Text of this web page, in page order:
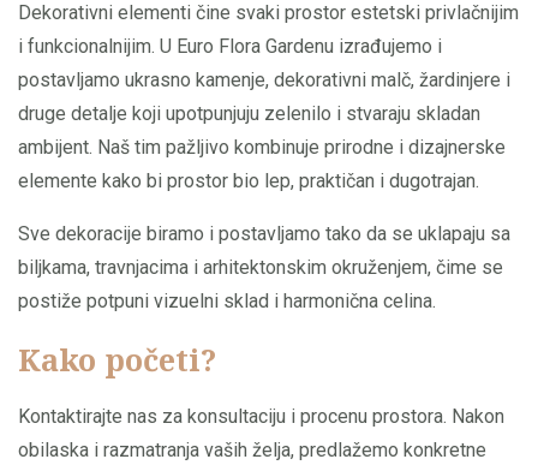
Dekorativni elementi čine svaki prostor estetski privlačnijim
i funkcionalnijim. U Euro Flora Gardenu izrađujemo i
postavljamo ukrasno kamenje, dekorativni malč, žardinjere i
druge detalje koji upotpunjuju zelenilo i stvaraju skladan
ambijent. Naš tim pažljivo kombinuje prirodne i dizajnerske
elemente kako bi prostor bio lep, praktičan i dugotrajan.
Sve dekoracije biramo i postavljamo tako da se uklapaju sa
biljkama, travnjacima i arhitektonskim okruženjem, čime se
postiže potpuni vizuelni sklad i harmonična celina.
Kako početi?
Kontaktirajte nas za konsultaciju i procenu prostora. Nakon
obilaska i razmatranja vaših želja, predlažemo konkretne